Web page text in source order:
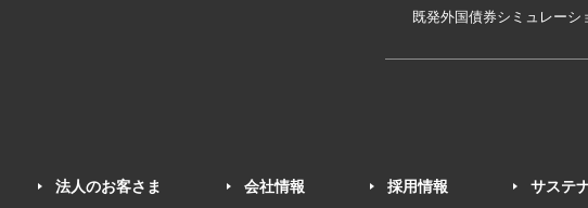
既発外国債券シミュレーシ
法人のお客さま 会社情報 採用情報 サステ